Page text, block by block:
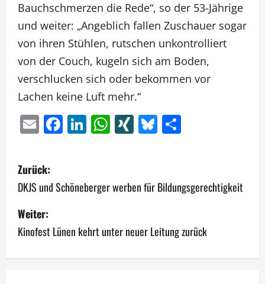
Bauchschmerzen die Rede“, so der 53-Jährige
und weiter: „Angeblich fallen Zuschauer sogar
von ihren Stühlen, rutschen unkontrolliert
von der Couch, kugeln sich am Boden,
verschlucken sich oder bekommen vor
Lachen keine Luft mehr.“
EmailFacebook
LinkedIn
WhatsApp
XINGBluesky
B
e
i
t
r
Zurück:
DKJS und Schöneberger werben für Bildungsgerechtigkeit
Weiter:
Kinofest Lünen kehrt unter neuer Leitung zurück